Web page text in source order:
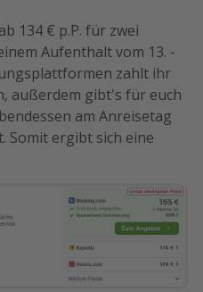
134 € p.P. für zwei
Aufenthalt vom 13. -
zahlt ihr
außerdem gibt's für euch
am Anreisetag
Somit ergibt sich eine